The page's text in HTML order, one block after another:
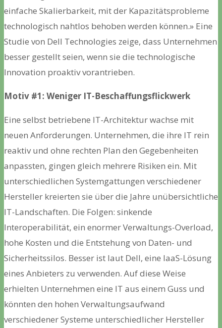
einfache Skalierbarkeit, mit der Kapazitätsprobleme
technologisch nahtlos behoben werden können.» Eine
Studie von Dell Technologies zeige, dass Unternehmen
besser gestellt seien, wenn sie die technologische
Innovation proaktiv vorantrieben.
Motiv #1: Weniger IT-Beschaffungsflickwerk
Eine selbst betriebene IT-Architektur wachse mit
neuen Anforderungen. Unternehmen, die ihre IT rein
reaktiv und ohne rechten Plan den Gegebenheiten
anpassten, gingen gleich mehrere Risiken ein. Mit
unterschiedlichen Systemgattungen verschiedener
Hersteller kreierten sie über die Jahre unübersichtliche
IT-Landschaften. Die Folgen: sinkende
Interoperabilität, ein enormer Verwaltungs-Overload,
hohe Kosten und die Entstehung von Daten- und
Sicherheitssilos. Besser ist laut Dell, eine IaaS-Lösung
eines Anbieters zu verwenden. Auf diese Weise
erhielten Unternehmen eine IT aus einem Guss und
könnten den hohen Verwaltungsaufwand
verschiedener Systeme unterschiedlicher Hersteller